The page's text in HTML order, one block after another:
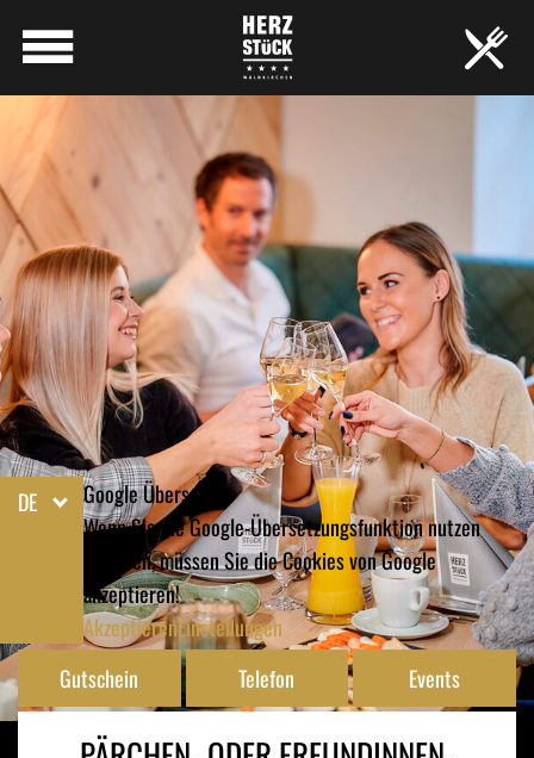
DE
Google Übersetzer
Wenn Sie die Google-Übersetzungsfunktion nutzen
möchten, müssen Sie die Cookies von Google
akzeptieren!
AkzeptierenEinstellungen
Gutschein
Telefon Events